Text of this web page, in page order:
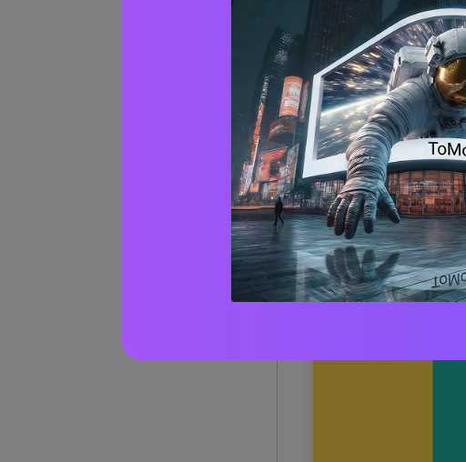
Un autre avantage
aqua) au premium
la saturation et en
20+
Sarcelle
1) Lagon